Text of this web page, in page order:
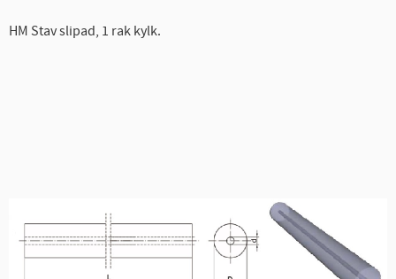
HM Stav slipad, 1 rak kylk.